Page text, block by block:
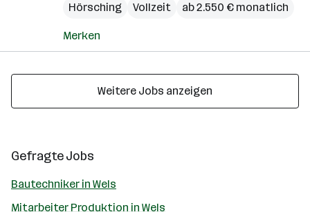
Hörsching
Vollzeit ab 2.550 € monatlich
Merken
Weitere Jobs anzeigen
Gefragte Jobs
Bautechniker in Wels
Mitarbeiter Produktion in Wels